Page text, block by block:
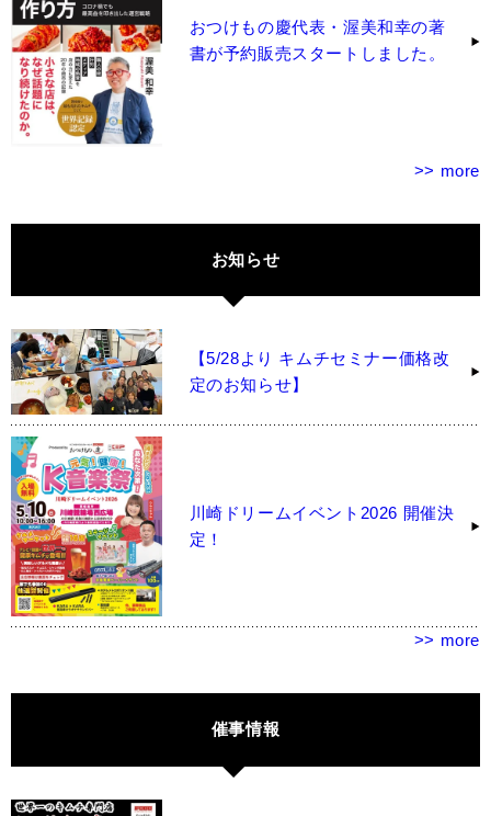
おつけもの慶代表・渥美和幸の著
書が予約販売スタートしました。
>> more
お知らせ
【5/28より キムチセミナー価格改
定のお知らせ】
川崎ドリームイベント2026 開催決
定！
>> more
催事情報